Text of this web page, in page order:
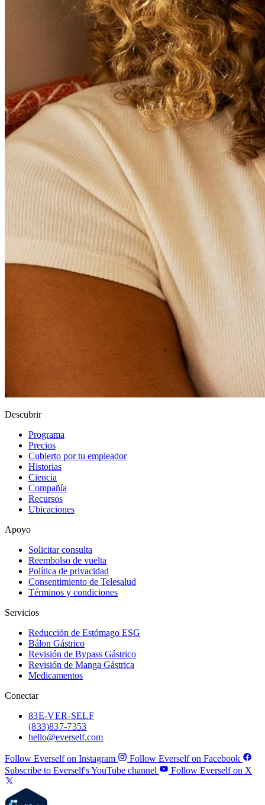
Descubrir
Programa
Precios
Cubierto por tu empleador
Historias
Ciencia
Compañía
Recursos
Ubicaciones
Apoyo
Solicitar consulta
Reembolso de vuelta
Política de privacidad
Consentimiento de Telesalud
Términos y condiciones
Servicios
Reducción de Estómago ESG
Bálon Gástrico
Revisión de Bypass Gástrico
Revisión de Manga Gástrica
Medicamentos
Conectar
83E-VER-SELF
(833) 837-7353
hello@everself.com
Follow Everself on Instagram
Follow Everself on Facebook
Subscribe to Everself's YouTube channel
Follow Everself on X